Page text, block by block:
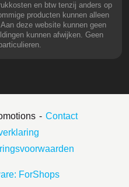
en btw tenzij anders op
producten kunnen alleen
deze website kunnen geen
kunnen afwijken. Geen
Contact
ForShops